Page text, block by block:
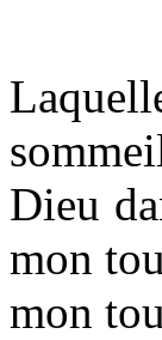
Dieu
mon
mon